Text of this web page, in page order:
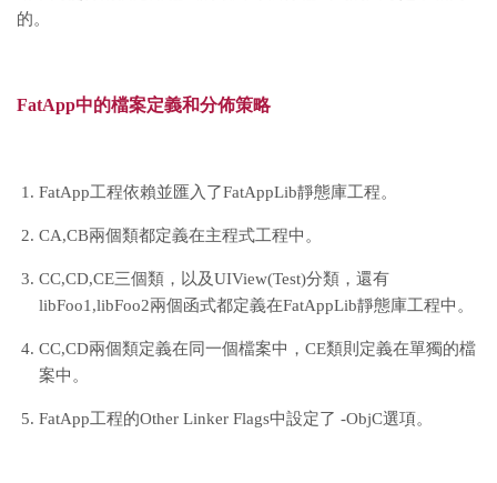
的。
FatApp中的檔案定義和分佈策略
FatApp工程依賴並匯入了FatAppLib靜態庫工程。
CA,CB兩個類都定義在主程式工程中。
CC,CD,CE三個類，以及UIView(Test)分類，還有
libFoo1,libFoo2兩個函式都定義在FatAppLib靜態庫工程中。
CC,CD兩個類定義在同一個檔案中，CE類則定義在單獨的檔
案中。
FatApp工程的Other Linker Flags中設定了 -ObjC選項。